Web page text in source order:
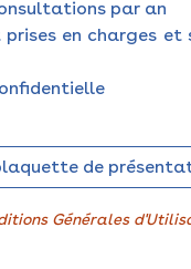
par an
prises en charges et
de
Générales